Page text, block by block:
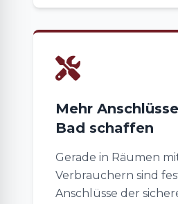
Mehr
Bad schaffen
Gerade in Räumen
Verbrauchern sind
Anschlüsse der